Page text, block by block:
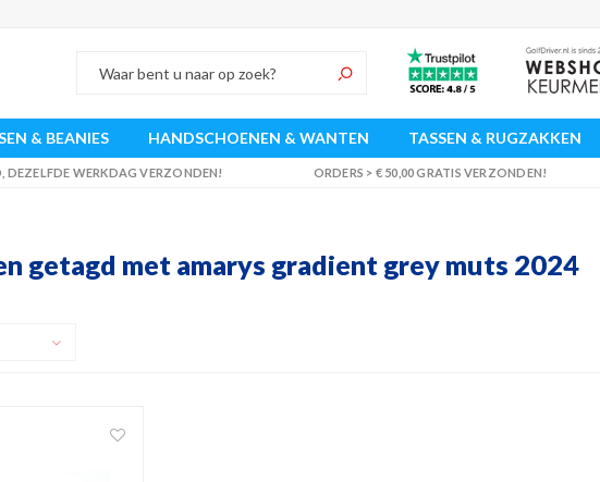
& BEANIES HANDSCHOENEN & WANTEN TASSEN & RUGZAKKEN
DEZELFDE WERKDAG VERZONDEN! ORDERS > € 50,00 GRATIS VERZONDEN!
getagd met amarys gradient grey muts 2024